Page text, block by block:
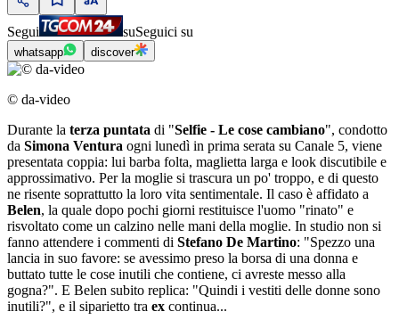
Segui suSeguici su
whatsapp discover
© da-video
Durante la terza puntata di "Selfie - Le cose cambiano", condotto
da Simona Ventura ogni lunedì in prima serata su Canale 5, viene
presentata coppia: lui barba folta, maglietta larga e look discutibile e
approssimativo. Per la moglie si trascura un po' troppo, e di questo
ne risente soprattutto la loro vita sentimentale. Il caso è affidato a
Belen, la quale dopo pochi giorni restituisce l'uomo "rinato" e
risvoltato come un calzino nelle mani della moglie. In studio non si
fanno attendere i commenti di Stefano De Martino: "Spezzo una
lancia in suo favore: se avessimo preso la borsa di una donna e
buttato tutte le cose inutili che contiene, ci avreste messo alla
gogna?". E Belen subito replica: "Quindi i vestiti delle donne sono
inutili?", e il siparietto tra ex continua...